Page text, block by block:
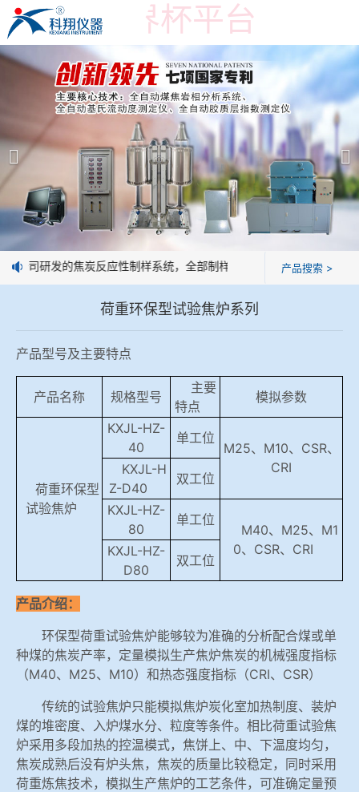
在线买世界杯平台
在线买世界杯平台
产品展示 ＞
焦炭高温性能检测系统
焦化行业检测及优化配煤设备
球团矿/烧结矿/块矿高温冶金性能检测系统
烧结/球团优化配矿研究设备
高炉配吹煤检测设备
冶金渣、保护渣等高温物性检测设备
冶金石灰活性度测定仪
矿石、焦炭物理检测及制样设备
工业分析、测硫仪等
公司简介
在线买世界杯平台
企业业绩
技术交流
标准下载
企业荣誉
在线买世界杯平台
公司研发的焦炭反应性制样系统，全部制样过程机械化操作，没有人
产品搜索 >
荷重环保型试验焦炉系列
产品型号及主要特点
产品名称 规格型号
主要
特点
模拟参数
荷重环保型
试验焦炉
KXJL-HZ-
40
单工位
M25、M10、CSR、
CRI
KXJL-H
Z-D40
双工位
KXJL-HZ-
80
单工位
M40、M25、M1
0、CSR、CRI
KXJL-HZ-
D80
双工位
产品介绍：
环保型荷重试验焦炉能够较为准确的分析配合煤或单
种煤的焦炭产率，定量模拟生产焦炉焦炭的机械强度指标
（M40、M25、M10）和热态强度指标（CRI、CSR）
传统的试验焦炉只能模拟焦炉炭化室加热制度、装炉
煤的堆密度、入炉煤水分、粒度等条件。相比荷重试验焦
炉采用多段加热的控温模式，焦饼上、中、下温度均匀，
焦炭成熟后没有炉头焦，焦炭的质量比较稳定，同时采用
荷重炼焦技术，模拟生产焦炉的工艺条件，可准确定量预